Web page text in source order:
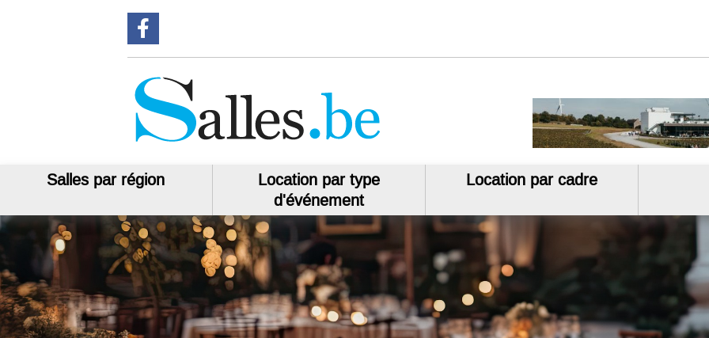
Salles par région
Location par type
d'événement
Location par cadre